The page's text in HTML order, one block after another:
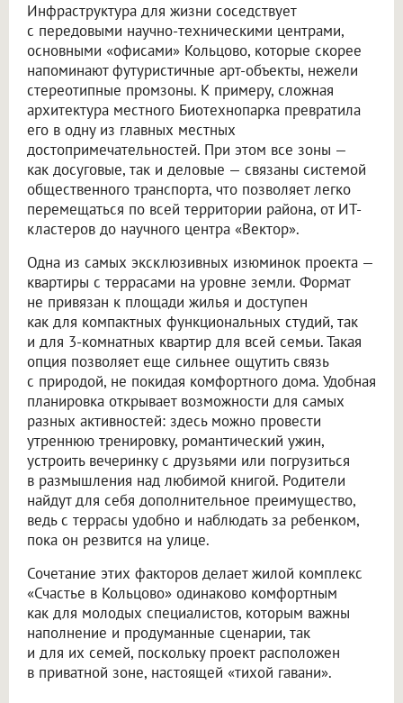
Инфраструктура для жизни соседствует
с передовыми научно-техническими центрами,
основными «офисами» Кольцово, которые скорее
напоминают футуристичные арт-объекты, нежели
стереотипные промзоны. К примеру, сложная
архитектура местного Биотехнопарка превратила
его в одну из главных местных
достопримечательностей. При этом все зоны —
как досуговые, так и деловые — связаны системой
общественного транспорта, что позволяет легко
перемещаться по всей территории района, от ИТ-
кластеров до научного центра «Вектор».
Одна из самых эксклюзивных изюминок проекта —
квартиры с террасами на уровне земли. Формат
не привязан к площади жилья и доступен
как для компактных функциональных студий, так
и для 3-комнатных квартир для всей семьи. Такая
опция позволяет еще сильнее ощутить связь
с природой, не покидая комфортного дома. Удобная
планировка открывает возможности для самых
разных активностей: здесь можно провести
утреннюю тренировку, романтический ужин,
устроить вечеринку с друзьями или погрузиться
в размышления над любимой книгой. Родители
найдут для себя дополнительное преимущество,
ведь с террасы удобно и наблюдать за ребенком,
пока он резвится на улице.
Сочетание этих факторов делает жилой комплекс
«Счастье в Кольцово» одинаково комфортным
как для молодых специалистов, которым важны
наполнение и продуманные сценарии, так
и для их семей, поскольку проект расположен
в приватной зоне, настоящей «тихой гавани».